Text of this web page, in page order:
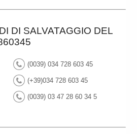
DI SALVATAGGIO DEL
(0039) 034 728 603 45
(+39)034 728 603 45
(0039) 03 47 28 60 34 5